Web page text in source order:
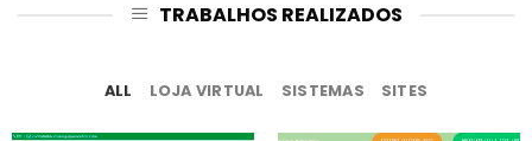
TRABALHOS REALIZADOS
ALL LOJA VIRTUAL SISTEMAS SITES